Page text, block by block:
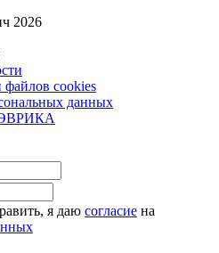
2026
файлов cookies
данных
ЭВРИКА
я даю согласие на